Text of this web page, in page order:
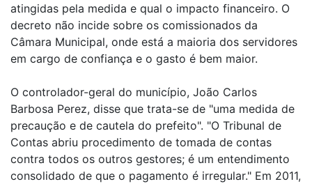
atingidas pela medida e qual o impacto financeiro. O
decreto não incide sobre os comissionados da
Câmara Municipal, onde está a maioria dos servidores
em cargo de confiança e o gasto é bem maior.
O controlador-geral do município, João Carlos
Barbosa Perez, disse que trata-se de "uma medida de
precaução e de cautela do prefeito". "O Tribunal de
Contas abriu procedimento de tomada de contas
contra todos os outros gestores; é um entendimento
consolidado de que o pagamento é irregular." Em 2011,